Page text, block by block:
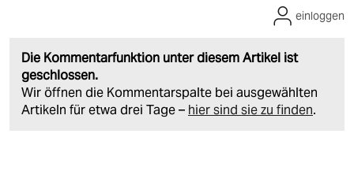
Die Kommentarfunktion unter diesem Artikel ist
geschlossen.
Wir öffnen die Kommentarspalte bei ausgewählten
Artikeln für etwa drei Tage – hier sind sie zu finden.
einloggen